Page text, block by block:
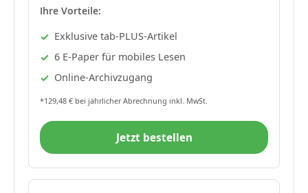
Ihre Vorteile:
Exklusive tab-PLUS-Artikel
6 E-Paper für mobiles Lesen
Online-Archivzugang
*129,48 € bei jährlicher Abrechnung inkl. MwSt.
Jetzt bestellen